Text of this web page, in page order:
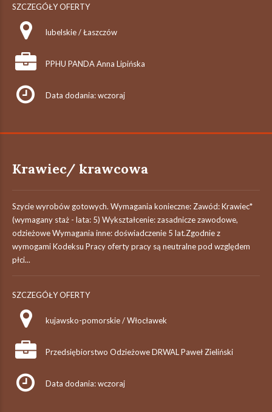
SZCZEGÓŁY OFERTY
lubelskie / Łaszczów
PPHU PANDA Anna Lipińska
Data dodania: wczoraj
Krawiec/ krawcowa
Szycie wyrobów gotowych. Wymagania konieczne: Zawód: Krawiec*
(wymagany staż - lata: 5) Wykształcenie: zasadnicze zawodowe,
odzieżowe Wymagania inne: doświadczenie 5 lat.Zgodnie z
wymogami Kodeksu Pracy oferty pracy są neutralne pod względem
płci...
SZCZEGÓŁY OFERTY
kujawsko-pomorskie / Włocławek
Przedsiębiorstwo Odzieżowe DRWAL Paweł Zieliński
Data dodania: wczoraj